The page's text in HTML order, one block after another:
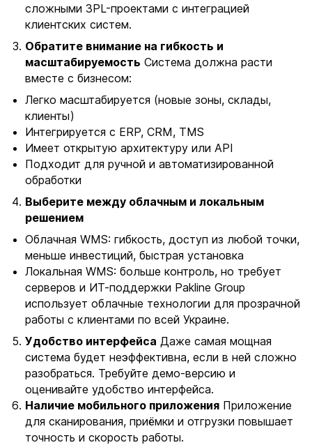
сложными 3PL-проектами с интеграцией
клиентских систем.
Обратите внимание на гибкость и
масштабируемость Система должна расти
вместе с бизнесом:
Легко масштабируется (новые зоны, склады,
клиенты)
Интегрируется с ERP, CRM, TMS
Имеет открытую архитектуру или API
Подходит для ручной и автоматизированной
обработки
Выберите между облачным и локальным
решением
Облачная WMS: гибкость, доступ из любой точки,
меньше инвестиций, быстрая установка
Локальная WMS: больше контроль, но требует
серверов и ИТ-поддержки Pakline Group
использует облачные технологии для прозрачной
работы с клиентами по всей Украине.
Удобство интерфейса Даже самая мощная
система будет неэффективна, если в ней сложно
разобраться. Требуйте демо-версию и
оценивайте удобство интерфейса.
Наличие мобильного приложенияПриложение
для сканирования, приёмки и отгрузки повышает
точность и скорость работы.